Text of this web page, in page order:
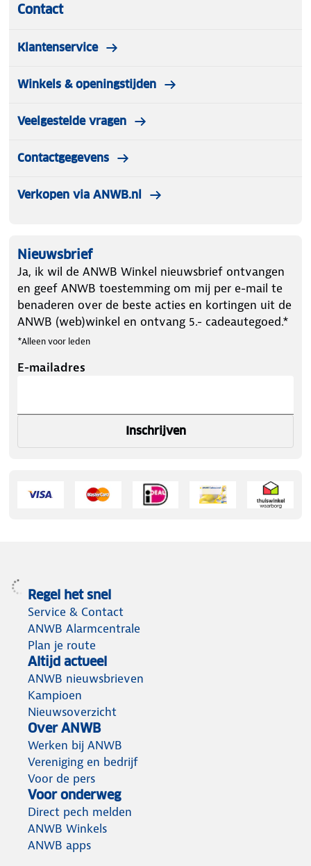
Contact
Klantenservice
Winkels & openingstijden
Veelgestelde vragen
Contactgegevens
Verkopen via ANWB.nl
Nieuwsbrief
Ja, ik wil de ANWB Winkel nieuwsbrief ontvangen
en geef ANWB toestemming om mij per e-mail te
benaderen over de beste acties en kortingen uit de
ANWB (web)winkel en ontvang 5.- cadeautegoed.*
*Alleen voor leden
E-mailadres
Inschrijven
Regel het snel
Service & Contact
ANWB Alarmcentrale
Plan je route
Altijd actueel
ANWB nieuwsbrieven
Kampioen
Nieuwsoverzicht
Over ANWB
Werken bij ANWB
Vereniging en bedrijf
Voor de pers
Voor onderweg
Direct pech melden
ANWB Winkels
ANWB apps